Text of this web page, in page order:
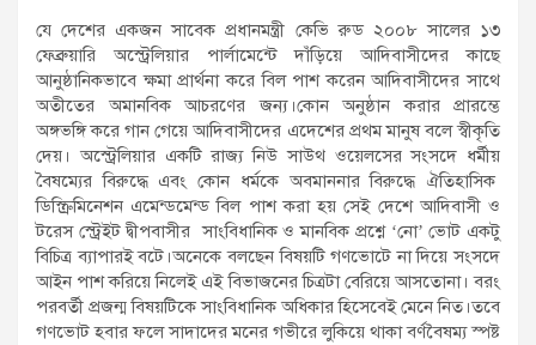
যে দেশের একজন সাবেক প্রধানমন্ত্রী কেভি রুড ২০০৮ সালের ১৩
ফেব্রুয়ারি অস্ট্রেলিয়ার পার্লামেন্টে দাঁড়িয়ে আদিবাসীদের কাছে
আনুষ্ঠানিকভাবে ক্ষমা প্রার্থনা করে বিল পাশ করেন আদিবাসীদের সাথে
অতীতের অমানবিক আচরণের জন্য।কোন অনুষ্ঠান করার প্রারম্ভে
অঙ্গভঙ্গি করে গান গেয়ে আদিবাসীদের এদেশের প্রথম মানুষ বলে স্বীকৃতি
দেয়। অস্ট্রেলিয়ার একটি রাজ্য নিউ সাউথ ওয়েলসের সংসদে ধর্মীয়
বৈষম্যের বিরুদ্ধে এবং কোন ধর্মকে অবমাননার বিরুদ্ধে ঐতিহাসিক
ডিস্ক্রিমিনেশন এমেন্ডমেন্ড বিল পাশ করা হয় সেই দেশে আদিবাসী ও
টরেস স্ট্রেইট দ্বীপবাসীর সাংবিধানিক ও মানবিক প্রশ্নে ‘নো’ ভোট একটু
বিচিত্র ব্যাপারই বটে।অনেকে বলছেন বিষয়টি গণভোটে না দিয়ে সংসদে
আইন পাশ করিয়ে নিলেই এই বিভাজনের চিত্রটা বেরিয়ে আসতোনা। বরং
পরবর্তী প্রজন্ম বিষয়টিকে সাংবিধানিক অধিকার হিসেবেই মেনে নিত।তবে
গণভোট হবার ফলে সাদাদের মনের গভীরে লুকিয়ে থাকা বর্ণবৈষম্য স্পষ্ট